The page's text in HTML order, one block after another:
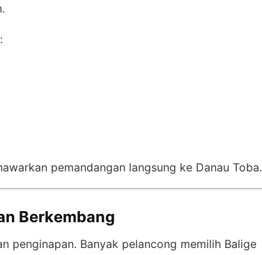
pemandangan langsung ke Danau Toba.
Berkembang
penginapan. Banyak pelancong memilih Balige